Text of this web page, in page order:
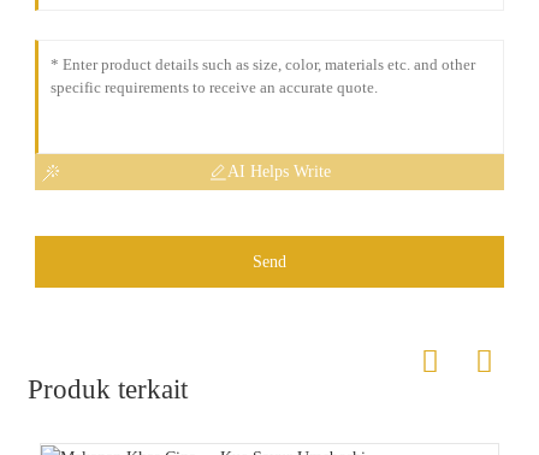
AI Helps Write
Send
Produk terkait